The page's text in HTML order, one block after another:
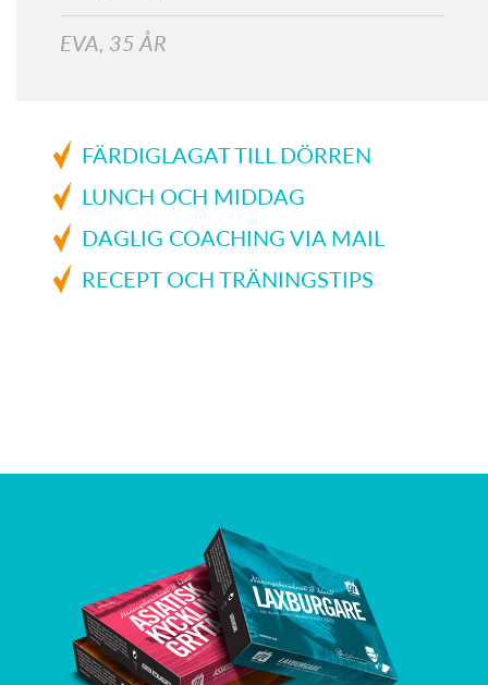
EVA, 35 ÅR
FÄRDIGLAGAT TILL DÖRREN
LUNCH OCH MIDDAG
DAGLIG COACHING VIA MAIL
RECEPT OCH TRÄNINGSTIPS